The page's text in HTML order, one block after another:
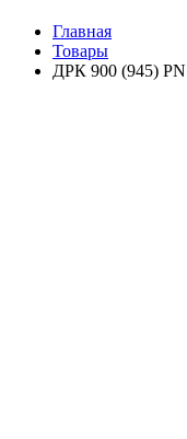
Главная
Товары
ДРК 900 (945)